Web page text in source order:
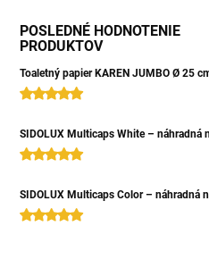
POSLEDNÉ HODNOTENIE
PRODUKTOV